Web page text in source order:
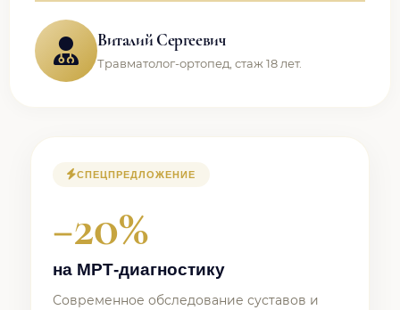
Виталий Сергеевич
Травматолог-ортопед, стаж 18 лет.
СПЕЦПРЕДЛОЖЕНИЕ
−20%
на МРТ-диагностику
Современное обследование суставов и